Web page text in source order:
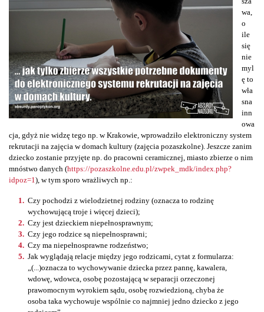
wa,
o
ile
się
nie
myl
ę to
wła
sna
inn
owa
cja, gdyż nie widzę tego np. w Krakowie, wprowadziło elektroniczny system
rekrutacji na zajęcia w domach kultury (zajęcia pozaszkolne). Jeszcze zanim
dziecko zostanie przyjęte np. do pracowni ceramicznej, miasto zbierze o nim
mnóstwo danych (https://pozaszkolne.edu.pl/zwpek_mdk/index.php?
idpoz=1), w tym sporo wrażliwych np.:
Czy pochodzi z wielodzietnej rodziny (oznacza to rodzinę
wychowującą troje i więcej dzieci);
Czy jest dzieckiem niepełnosprawnym;
Czy jego rodzice są niepełnosprawni;
Czy ma niepełnosprawne rodzeństwo;
Jak wyglądają relacje między jego rodzicami, cytat z formularza:
„(...)oznacza to wychowywanie dziecka przez pannę, kawalera,
wdowę, wdowca, osobę pozostającą w separacji orzeczonej
prawomocnym wyrokiem sądu, osobę rozwiedzioną, chyba że
osoba taka wychowuje wspólnie co najmniej jedno dziecko z jego